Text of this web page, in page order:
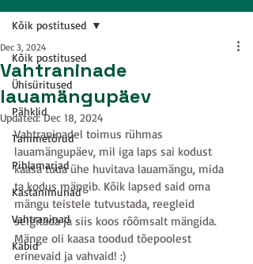
Kõik postitused
Ühisüritused
Pähklid
Tammetõrud
Pihlamarjad
Kastanimunad
Vahtraninad
Käbid
Kõik postitused
Vahtraninade
lauamängupäev
Dec 3, 2024
Updated:Dec 18, 2024
Vahtraninadel toimus rühmas
lauamängupäev, mil iga laps sai kodust
kaasa tuua ühe huvitava lauamängu, mida
ta kodus mängib. Kõik lapsed said oma
mängu teistele tutvustada, reegleid
selgitada ja siis koos rõõmsalt mängida.
Mänge oli kaasa toodud tõepoolest
erinevaid ja vahvaid! :)